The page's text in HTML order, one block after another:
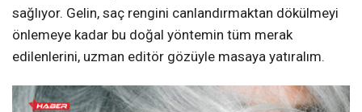
sağlıyor. Gelin, saç rengini canlandırmaktan dökülmeyi
önlemeye kadar bu doğal yöntemin tüm merak
edilenlerini, uzman editör gözüyle masaya yatıralım.